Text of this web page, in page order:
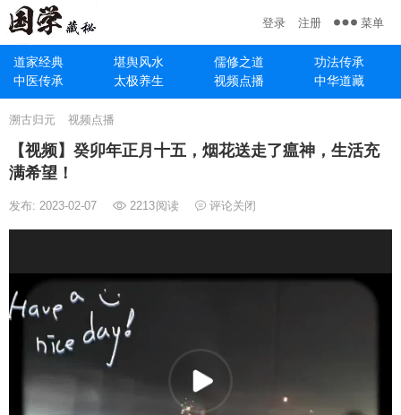
道家经典 堪舆风水 儒修之道
功法传承
中医传承
太极养生 视频点播 中华道藏
登录 注册 菜单
溯古归元 视频点播
【视频】癸卯年正月十五，烟花送走了瘟神，生活充
满希望！
发布: 2023-02-07 2213阅读 评论关闭